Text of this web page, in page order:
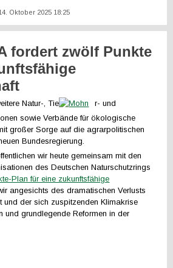
Oktober 2025 18:25
fordert zwölf Punkte
Natur-, Tie
r- und
sowie Verbände für ökologische
großer Sorge auf die agrarpolitischen
Bundesregierung.
wir heute gemeinsam mit den
des Deutschen Naturschutzrings
Plan für eine zukunftsfähige
angesichts des dramatischen Verlusts
und der sich zuspitzenden Klimakrise
und grundlegende Reformen in der